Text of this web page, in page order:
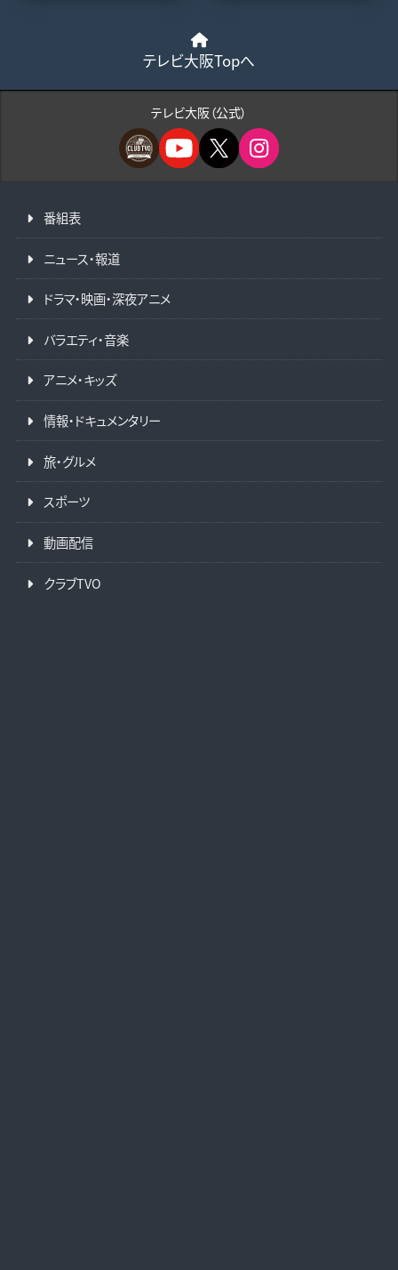
テレビ大阪Topへ
テレビ大阪（公式）
番組表
ニュース・報道
ドラマ・映画・深夜アニメ
バラエティ・音楽
アニメ・キッズ
情報・ドキュメンタリー
旅・グルメ
スポーツ
動画配信
クラブTVO